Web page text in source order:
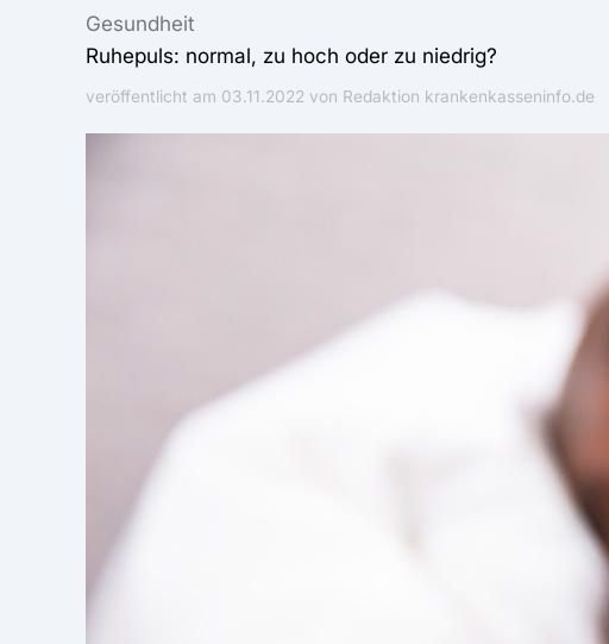
Gesundheit
Ruhepuls: normal, zu hoch oder zu niedrig?
veröffentlicht am 03.11.2022 von Redaktion krankenkasseninfo.de